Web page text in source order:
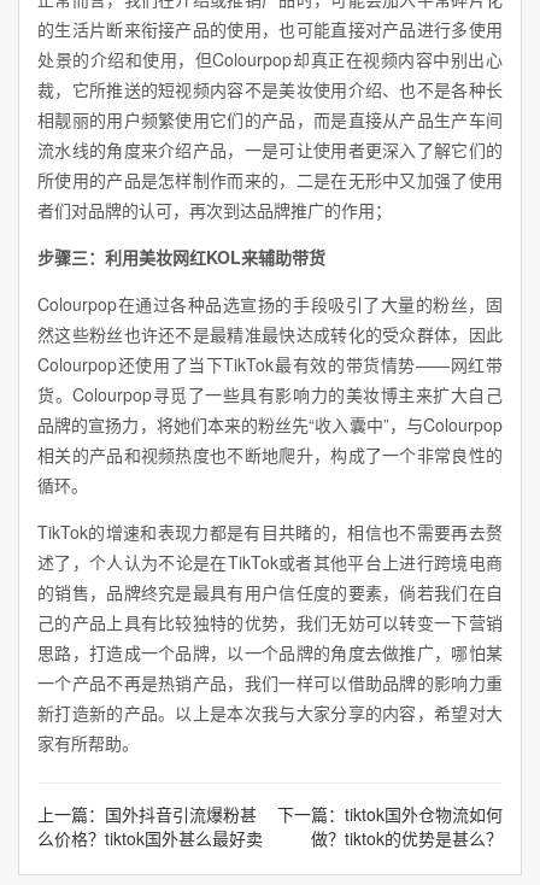
的生活片断来衔接产品的使用，也可能直接对产品进行多使用
处景的介绍和使用，但Colourpop却真正在视频内容中别出心
裁，它所推送的短视频内容不是美妆使用介绍、也不是各种长
相靓丽的用户频繁使用它们的产品，而是直接从产品生产车间
流水线的角度来介绍产品，一是可让使用者更深入了解它们的
所使用的产品是怎样制作而来的，二是在无形中又加强了使用
者们对品牌的认可，再次到达品牌推广的作用；
步骤三：利用美妆网红KOL来辅助带货
Colourpop在通过各种品选宣扬的手段吸引了大量的粉丝，固
然这些粉丝也许还不是最精准最快达成转化的受众群体，因此
Colourpop还使用了当下TikTok最有效的带货情势——网红带
货。Colourpop寻觅了一些具有影响力的美妆博主来扩大自己
品牌的宣扬力，将她们本来的粉丝先“收入囊中”，与Colourpop
相关的产品和视频热度也不断地爬升，构成了一个非常良性的
循环。
TikTok的增速和表现力都是有目共睹的，相信也不需要再去赘
述了，个人认为不论是在TikTok或者其他平台上进行跨境电商
的销售，品牌终究是最具有用户信任度的要素，倘若我们在自
己的产品上具有比较独特的优势，我们无妨可以转变一下营销
思路，打造成一个品牌，以一个品牌的角度去做推广，哪怕某
一个产品不再是热销产品，我们一样可以借助品牌的影响力重
新打造新的产品。以上是本次我与大家分享的内容，希望对大
家有所帮助。
上一篇： 国外抖音引流爆粉甚
么价格？tiktok国外甚么最好卖
下一篇： tiktok国外仓物流如何
做？tiktok的优势是甚么？